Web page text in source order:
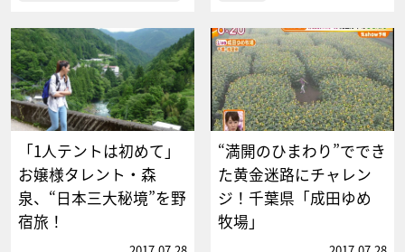
「1人テントは初めて」
お嬢様タレント・森
泉、“日本三大秘境”を野
宿旅！
“満開のひまわり”ででき
た黄金迷路にチャレン
ジ！千葉県「成田ゆめ
牧場」